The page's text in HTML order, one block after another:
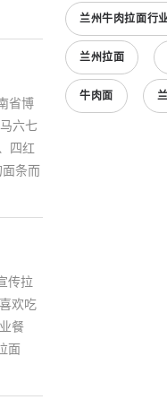
省博
六七
四红
条而
传拉
欢吃
餐
面
兰州牛肉拉面行
兰州拉面
牛肉面